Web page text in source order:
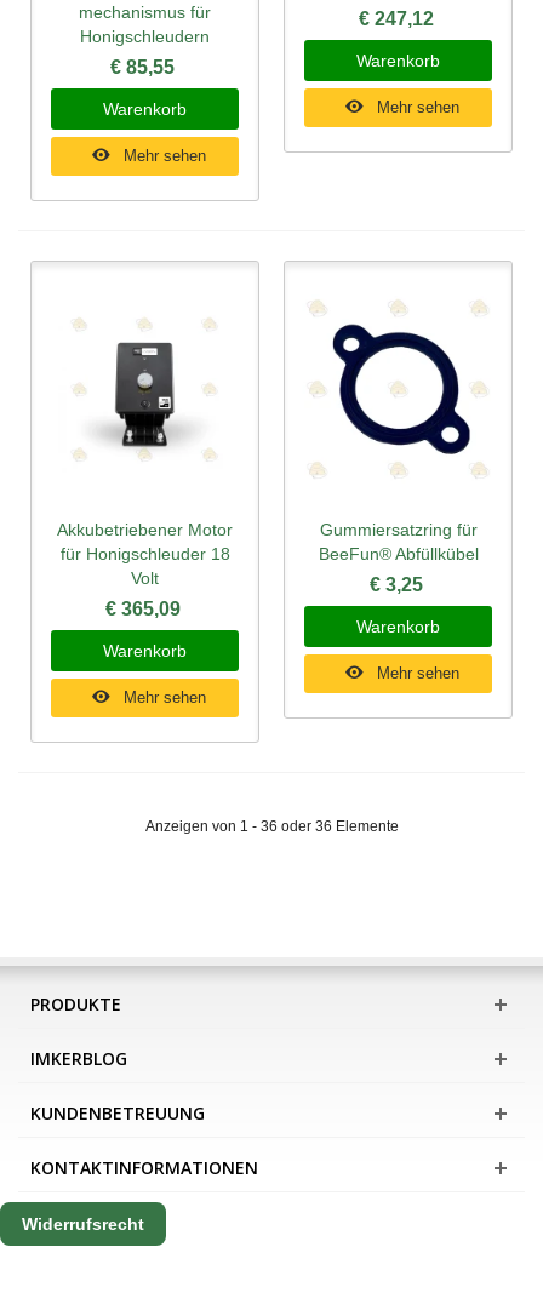
mechanismus für
Honigschleudern
€ 85,55
Warenkorb
Mehr sehen
€ 247,12
Warenkorb
Mehr sehen
Akkubetriebener Motor
für Honigschleuder 18
Volt
€ 365,09
Warenkorb
Mehr sehen
Gummiersatzring für
BeeFun® Abfüllkübel
€ 3,25
Warenkorb
Mehr sehen
Anzeigen von 1 - 36 oder 36 Elemente
PRODUKTE
IMKERBLOG
KUNDENBETREUUNG
KONTAKTINFORMATIONEN
Widerrufsrecht